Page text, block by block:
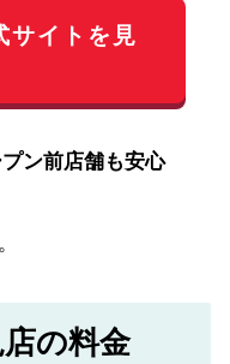
サイトを見
ン前店舗も安心
の料金